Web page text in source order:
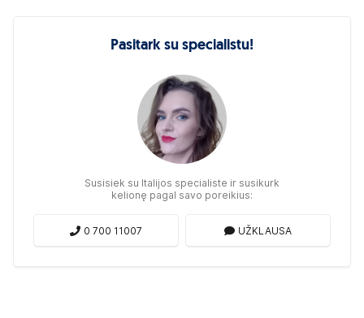
Pasitark su specialistu!
Susisiek su Italijos specialiste ir susikurk
kelionę pagal savo poreikius:
0 700 11007 UŽKLAUSA